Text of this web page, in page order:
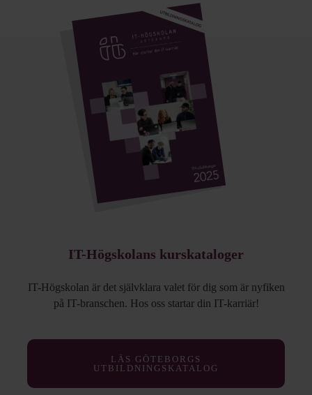
IT-Högskolans kurskataloger
IT-Högskolan är det självklara valet för dig som är nyfiken
på IT-branschen. Hos oss startar din IT-karriär!
LÄS GÖTEBORGS
UTBILDNINGSKATALOG